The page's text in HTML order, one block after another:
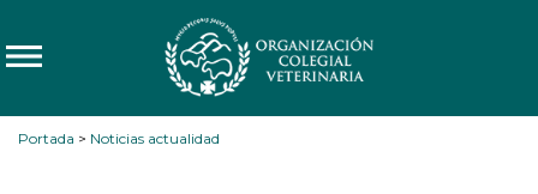
Portada > Noticias actualidad